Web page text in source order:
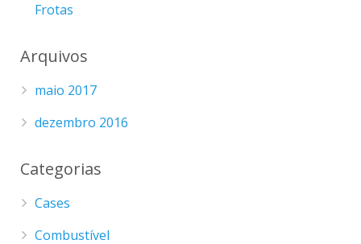
Frotas
Arquivos
maio 2017
dezembro 2016
Categorias
Cases
Combustível